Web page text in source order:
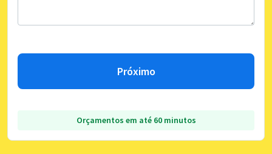
Próximo
Orçamentos em até 60 minutos